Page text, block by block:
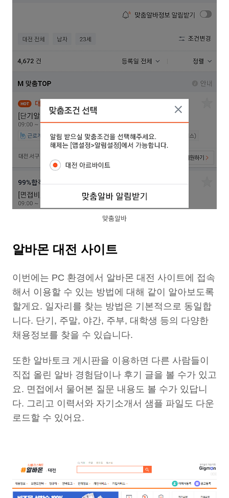
맞춤알바
알바몬 대전 사이트
이번에는 PC 환경에서 알바몬 대전 사이트에 접속
해서 이용할 수 있는 방법에 대해 같이 알아보도록
할게요. 일자리를 찾는 방법은 기본적으로 동일합
니다. 단기, 주말, 야간, 주부, 대학생 등의 다양한
채용정보를 찾을 수 있습니다.
또한 알바토크 게시판을 이용하면 다른 사람들이
직접 올린 알바 경험담이나 후기 글을 볼 수가 있고
요. 면접에서 물어본 질문 내용도 볼 수가 있답니
다. 그리고 이력서와 자기소개서 샘플 파일도 다운
로드할 수 있어요.